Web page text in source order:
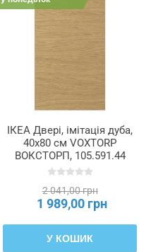
ІКЕА Двері, імітація дуба,
40x80 см VOXTORP
ВОКСТОРП, 105.591.44
2 041,00 грн
1 989,00 грн
У КОШИК